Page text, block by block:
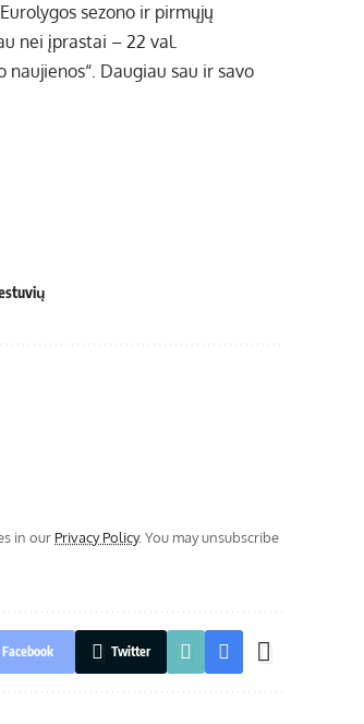
sezono ir pirmųjų
nei įprastai – 22 val.
Daugiau sau ir savo
in our Privacy Policy. You may unsubscribe
Facebook Twitter